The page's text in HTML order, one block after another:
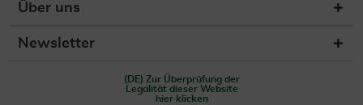
Über uns
Newsletter
(DE) Zur Überprüfung der
Legalität dieser Website
hier klicken